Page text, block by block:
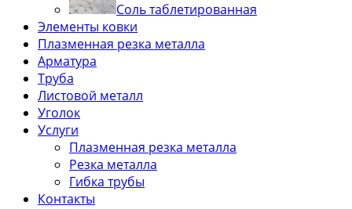
Соль таблетированная
Элементы ковки
Плазменная резка металла
Арматура
Труба
Листовой металл
Уголок
Услуги
Плазменная резка металла
Резка металла
Гибка трубы
Контакты